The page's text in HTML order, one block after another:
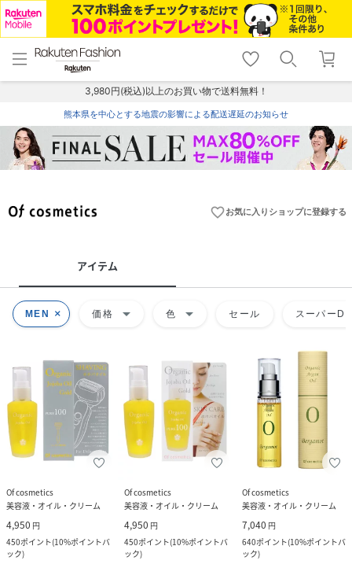
menu home
トップ
shopping_cart lock_outline
ログイン
3,980円(税込)以上のお買い物で送料無料！
熊本県を中心とする地震の影響による配送遅延のお知らせ
favorite_borderお気に入りショップに登録する
アイテム
MEN 価格 arrow_drop_down 色 arrow_drop_down セール スーパー
Of cosmetics
美容液・オイル・クリーム
4,950 円
450ポイント(10%ポイントバ
ック)
Of cosmetics
美容液・オイル・クリーム
4,950 円
450ポイント(10%ポイントバ
ック)
Of cosmetics
美容液・オイル・クリーム
7,040 円
640ポイント(10%ポイントバ
ック)